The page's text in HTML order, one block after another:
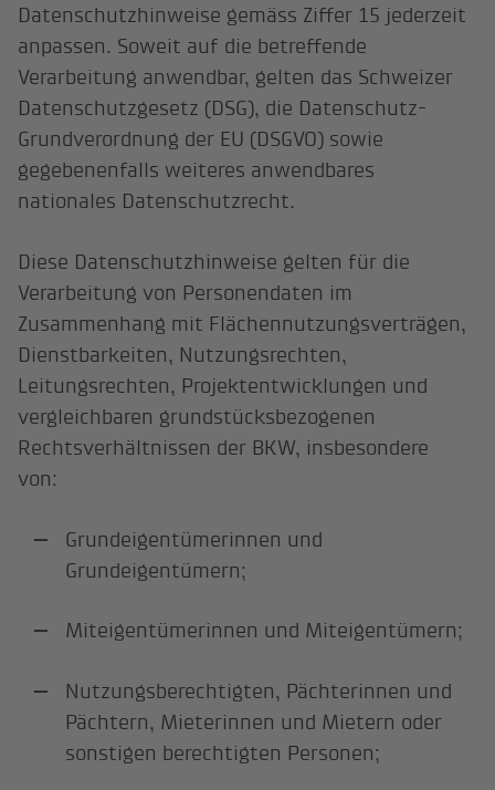
Datenschutzhinweise gemäss Ziffer 15 jederzeit
anpassen. Soweit auf die betreffende
Verarbeitung anwendbar, gelten das Schweizer
Datenschutzgesetz (DSG), die Datenschutz-
Grundverordnung der EU (DSGVO) sowie
gegebenenfalls weiteres anwendbares
nationales Datenschutzrecht.
Diese Datenschutzhinweise gelten für die
Verarbeitung von Personendaten im
Zusammenhang mit Flächennutzungsverträgen,
Dienstbarkeiten, Nutzungsrechten,
Leitungsrechten, Projektentwicklungen und
vergleichbaren grundstücksbezogenen
Rechtsverhältnissen der BKW, insbesondere
von:
Grundeigentümerinnen und
Grundeigentümern;
Miteigentümerinnen und Miteigentümern;
Nutzungsberechtigten, Pächterinnen und
Pächtern, Mieterinnen und Mietern oder
sonstigen berechtigten Personen;